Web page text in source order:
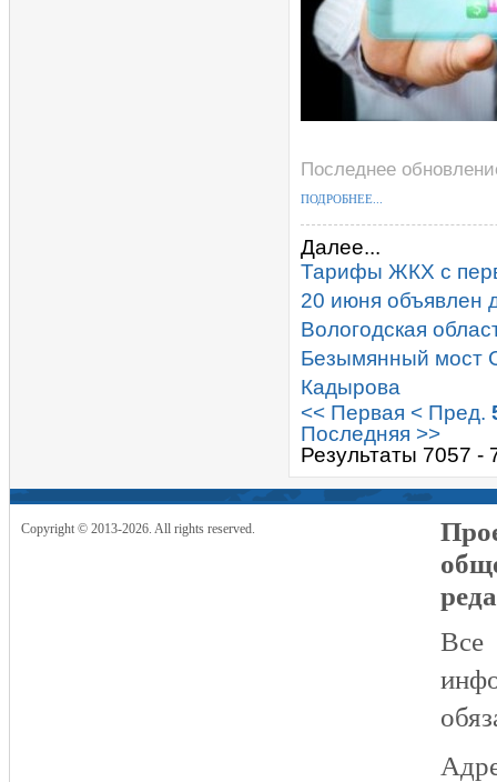
Последнее
ПОДРОБНЕЕ...
Далее...
Тарифы ЖКХ с
20 июня объявлен
Вологодская
Безымянный мост
Кадырова
<< Первая < Пред.
Последняя >>
Результаты 7057 -
Copyright © 2013-2026. All rights reserved.